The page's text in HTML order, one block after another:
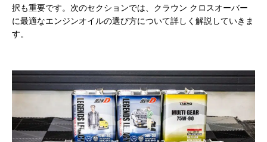
択も重要です。次のセクションでは、クラウン クロスオーバー
に最適なエンジンオイルの選び方について詳しく解説していきま
す。